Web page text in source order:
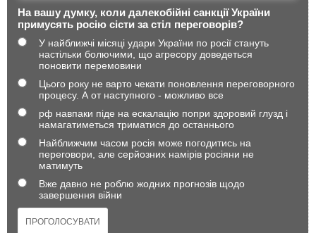
На вашу думку, коли далекобійні санкції України
примусять росію сісти за стіл переговорів?
У найближчі місяці удари України по росії стануть
настільки болючими, що агресору доведеться
поновити перемовини
Цього року не варто чекати поновлення переговорного
процесу. А от наступного - можливо все
рф навпаки піде на ескалацію попри здоровий глузд і
намагатиметься триматися до останнього
Найближчим часом росія може погодитись на
переговори, але серйозних намірів росіяни не
матимуть
Вже давно не роблю жодних прогнозів щодо
завершення війни